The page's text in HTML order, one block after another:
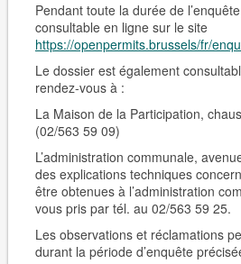
Pendant toute la durée de
consultable en ligne sur le site
https://openpermits.brussels/fr/
Le dossier est également
rendez-vousà :
La Maison de la Participation,
(02/563 59 09)
L’administration communale,
des explications techniques
être obtenues à l’administration
vous pris par tél. au 02/563 59 25.
Les observations et réclamations
durant la période d’enquête